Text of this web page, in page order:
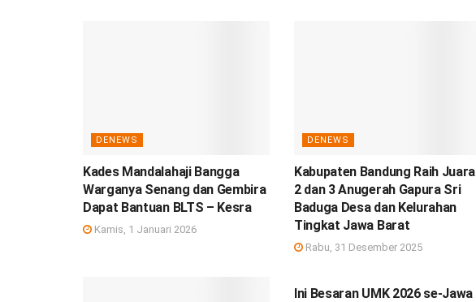
DENEWS
Kades Mandalahaji Bangga
Warganya Senang dan Gembira
Dapat Bantuan BLTS – Kesra
Kamis, 1 Januari 2026
DENEWS
Kabupaten Bandung Raih Juara
2 dan 3 Anugerah Gapura Sri
Baduga Desa dan Kelurahan
Tingkat Jawa Barat
Rabu, 31 Desember 2025
Ini Besaran UMK 2026 se-Jawa